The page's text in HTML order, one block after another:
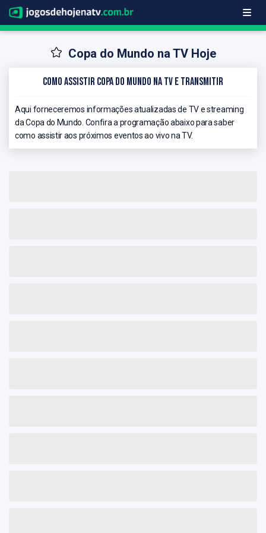
Copa do Mundo na TV Hoje
Como Assistir Copa do Mundo na TV e Transmitir
Aqui forneceremos informações atualizadas de TV e streaming
da Copa do Mundo. Confira a programação abaixo para saber
como assistir aos próximos eventos ao vivo na TV.